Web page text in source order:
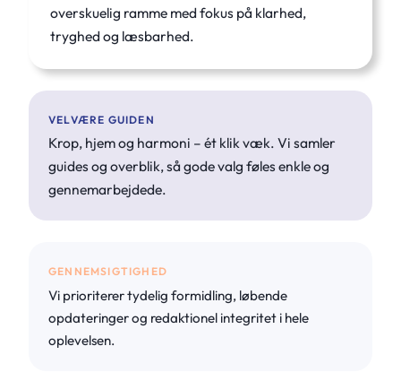
overskuelig ramme med fokus på klarhed,
tryghed og læsbarhed.
VELVÆRE GUIDEN
Krop, hjem og harmoni – ét klik væk. Vi samler
guides og overblik, så gode valg føles enkle og
gennemarbejdede.
GENNEMSIGTIGHED
Vi prioriterer tydelig formidling, løbende
opdateringer og redaktionel integritet i hele
oplevelsen.